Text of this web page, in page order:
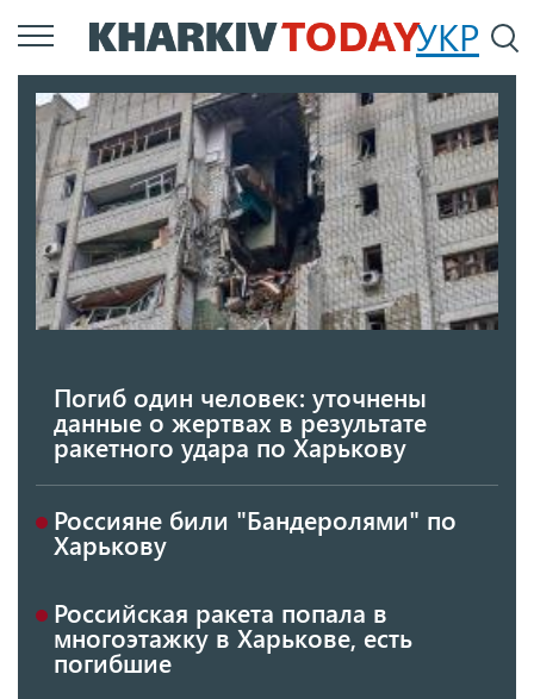
Перейти
к
содержанию
УКР
Погиб один человек: уточнены
данные о жертвах в результате
ракетного удара по Харькову
Россияне били "Бандеролями" по
Харькову
Российская ракета попала в
многоэтажку в Харькове, есть
погибшие